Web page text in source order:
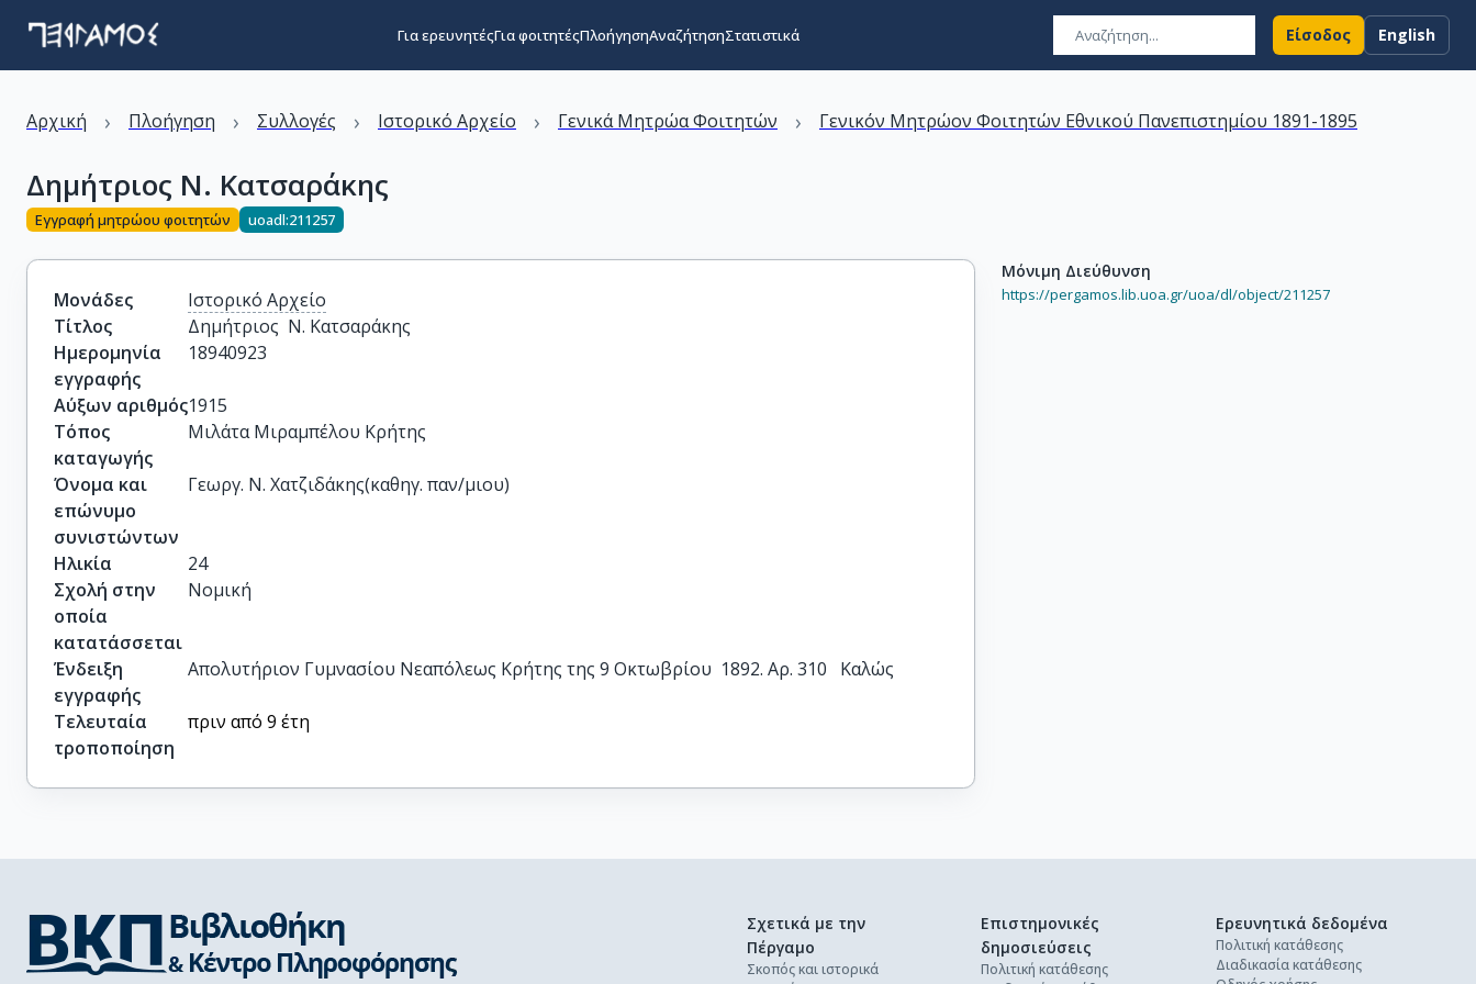
Για ερευνητέςΓια φοιτητέςΠλοήγησηΑναζήτησηΣτατιστικά Είσοδος English
Αρχική › Πλοήγηση › Συλλογές › Ιστορικό Αρχείο › Γενικά Μητρώα Φοιτητών › Γενικόν Μητρώον Φοιτητών Εθνικού Πανεπιστημίου 1891-1895
Δημήτριος Ν. Κατσαράκης
Εγγραφή μητρώου φοιτητών uoadl:211257
Μονάδες
Ιστορικό Αρχείο
Τίτλος
Δημήτριος  Ν. Κατσαράκης
Ημερομηνία
εγγραφής
18940923
Αύξων αριθμός1915
Τόπος
καταγωγής
Μιλάτα Μιραμπέλου Κρήτης
Όνομα και
επώνυμο
συνιστώντων
Γεωργ. Ν. Χατζιδάκης(καθηγ. παν/μιου)
Ηλικία
24
Σχολή στην
οποία
κατατάσσεται
Νομική
Ένδειξη
εγγραφής
Απολυτήριον Γυμνασίου Νεαπόλεως Κρήτης της 9 Οκτωβρίου  1892. Αρ. 310   Καλώς
Τελευταία
τροποποίηση
πριν από 9 έτη
Μόνιμη Διεύθυνση
https://pergamos.lib.uoa.gr/uoa/dl/object/211257
Σχετικά με την
Πέργαμο
Σκοπός και ιστορικά
Επιστημονικές
δημοσιεύσεις
Πολιτική κατάθεσης
Ερευνητικά δεδομένα
Πολιτική κατάθεσης
Διαδικασία κατάθεσης